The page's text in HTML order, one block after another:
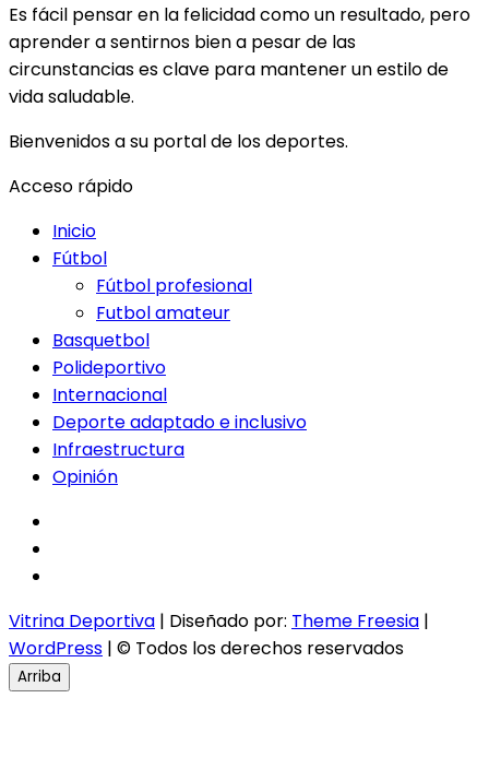
Es fácil pensar en la felicidad como un resultado, pero
aprender a sentirnos bien a pesar de las
circunstancias es clave para mantener un estilo de
vida saludable.
Bienvenidos a su portal de los deportes.
Acceso rápido
Inicio
Fútbol
Fútbol profesional
Futbol amateur
Basquetbol
Polideportivo
Internacional
Deporte adaptado e inclusivo
Infraestructura
Opinión
Vitrina Deportiva | Diseñado por: Theme Freesia |
WordPress | © Todos los derechos reservados
Arriba